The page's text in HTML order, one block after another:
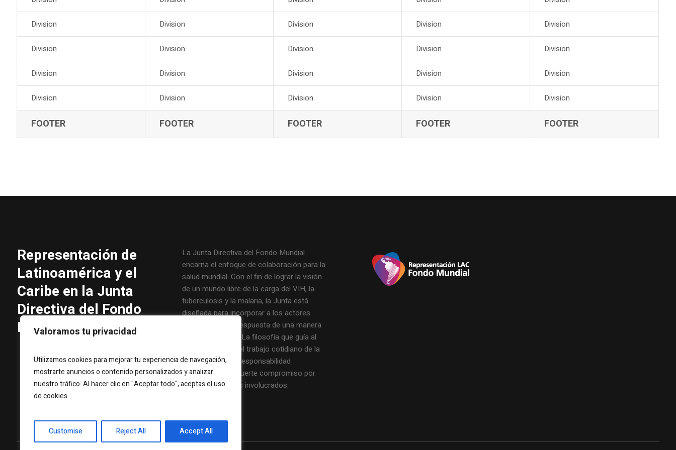
Valoramos tu privacidad
Utilizamos cookies para mejorar tu experiencia de navegación,
mostrarte anuncios o contenido personalizados y analizar
nuestro tráfico. Al hacer clic en "Aceptar todo", aceptas el uso
de cookies.
Customise Reject All Accept All
Division Division Division Division Division
Division Division Division Division Division
Division Division Division Division Division
Division Division Division Division Division
FOOTER FOOTER FOOTER FOOTER FOOTER
Representación de
Latinoamérica y el
Caribe en la Junta
Directiva del Fondo
Mundial
La Junta Directiva del Fondo Mundial
encarna el enfoque de colaboración para la
salud mundial. Con el fin de lograr la visión
de un mundo libre de la carga del VIH, la
tuberculosis y la malaria, la Junta está
diseñada para incorporar a los actores
principales de la respuesta de una manera
inclusiva y eficaz. La filosofía que guía al
Fondo Mundial y el trabajo cotidiano de la
Junta abarcan la responsabilidad
compartida y un fuerte compromiso por
parte de todos los involucrados.